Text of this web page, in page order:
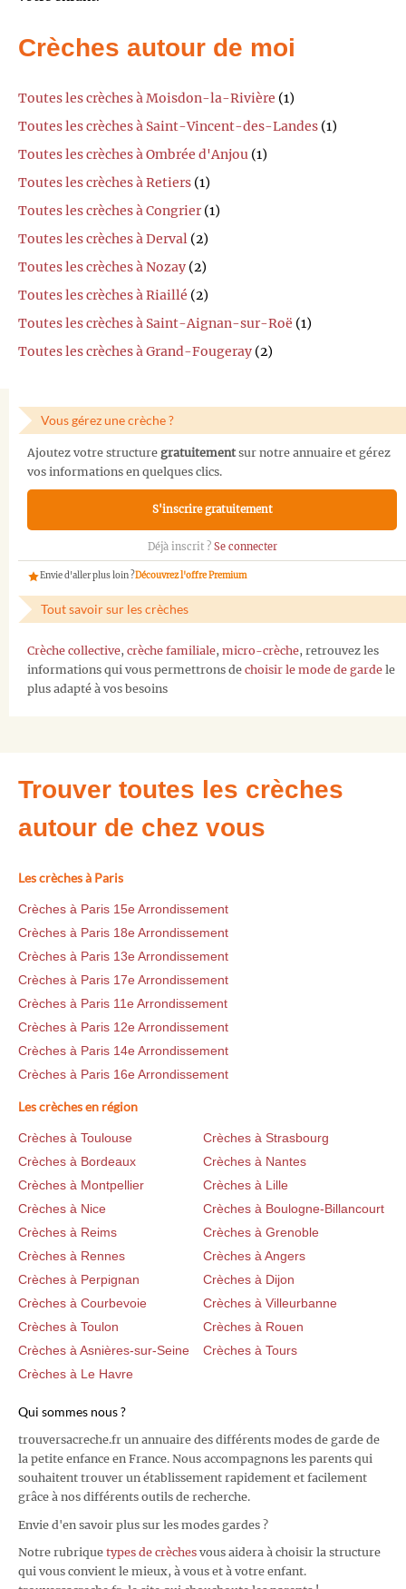
Crèches autour de moi
Toutes les crèches à Moisdon-la-Rivière (1)
Toutes les crèches à Saint-Vincent-des-Landes (1)
Toutes les crèches à Ombrée d'Anjou (1)
Toutes les crèches à Retiers (1)
Toutes les crèches à Congrier (1)
Toutes les crèches à Derval (2)
Toutes les crèches à Nozay (2)
Toutes les crèches à Riaillé (2)
Toutes les crèches à Saint-Aignan-sur-Roë (1)
Toutes les crèches à Grand-Fougeray (2)
Vous gérez une crèche ?
Ajoutez votre structure gratuitementsur notre annuaire et gérez
vos informations en quelques clics.
S'inscrire gratuitement
Déjà inscrit ? Se connecter
Envie d'aller plus loin ?Découvrez l'offre Premium
Tout savoir sur les crèches
Crèche collective, crèche familiale, micro-crèche, retrouvez les
informations qui vous permettrons de choisir le mode de garde le
plus adapté à vos besoins
Trouver toutes les crèches
autour de chez vous
Les crèches à Paris
Crèches à Paris 15e Arrondissement
Crèches à Paris 18e Arrondissement
Crèches à Paris 13e Arrondissement
Crèches à Paris 17e Arrondissement
Crèches à Paris 11e Arrondissement
Crèches à Paris 12e Arrondissement
Crèches à Paris 14e Arrondissement
Crèches à Paris 16e Arrondissement
Les crèches en région
Crèches à Toulouse
Crèches à Strasbourg
Crèches à Bordeaux
Crèches à Nantes
Crèches à Montpellier
Crèches à Lille
Crèches à Nice
Crèches à Boulogne-Billancourt
Crèches à Reims
Crèches à Grenoble
Crèches à Rennes
Crèches à Angers
Crèches à Perpignan
Crèches à Dijon
Crèches à Courbevoie
Crèches à Villeurbanne
Crèches à Toulon
Crèches à Rouen
Crèches à Asnières-sur-Seine
Crèches à Tours
Crèches à Le Havre
Qui sommes nous ?
trouversacreche.fr un annuaire des différents modes de garde de
la petite enfance en France. Nous accompagnons les parents qui
souhaitent trouver un établissement rapidement et facilement
grâce à nos différents outils de recherche.
Envie d'en savoir plus sur les modes gardes ?
Notre rubrique types de crèches vous aidera à choisir la structure
qui vous convient le mieux, à vous et à votre enfant.